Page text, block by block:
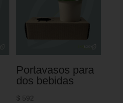
Portavasos para
dos bebidas
$ 592